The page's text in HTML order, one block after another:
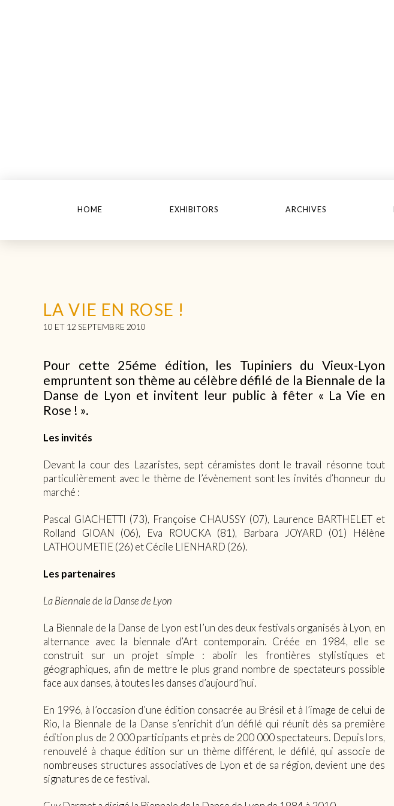
HOME EXHIBITORS ARCHIVES
LA VIE EN ROSE !
10 ET 12 SEPTEMBRE 2010
Pour cette 25éme édition, les Tupiniers du Vieux-Lyon
empruntent son thème au célèbre défilé de la Biennale de la
Danse de Lyon et invitent leur public à fêter « La Vie en
Rose ! ».
Les invités
Devant la cour des Lazaristes, sept céramistes dont le travail résonne tout
particulièrement avec le thème de l’évènement sont les invités d’honneur du
marché :
Pascal GIACHETTI (73), Françoise CHAUSSY (07), Laurence BARTHELET et
Rolland GIOAN (06), Eva ROUCKA (81), Barbara JOYARD (01) Hélène
LATHOUMETIE (26) et Cécile LIENHARD (26).
Les partenaires
La Biennale de la Danse de Lyon
La Biennale de la Danse de Lyon est l’un des deux festivals organisés à Lyon, en
alternance avec la biennale d’Art contemporain. Créée en 1984, elle se
construit sur un projet simple : abolir les frontières stylistiques et
géographiques, afin de mettre le plus grand nombre de spectateurs possible
face aux danses, à toutes les danses d’aujourd’hui.
En 1996, à l’occasion d’une édition consacrée au Brésil et à l’image de celui de
Rio, la Biennale de la Danse s’enrichit d’un défilé qui réunit dès sa première
édition plus de 2 000 participants et près de 200 000 spectateurs. Depuis lors,
renouvelé à chaque édition sur un thème différent, le défilé, qui associe de
nombreuses structures associatives de Lyon et de sa région, devient une des
signatures de ce festival.